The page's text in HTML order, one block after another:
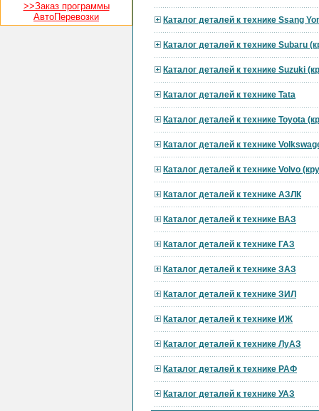
>>Заказ программы
АвтоПеревозки
Каталог деталей к технике Ssang
Каталог деталей к технике Subaru
Каталог деталей к технике Suzuki
Каталог деталей к технике Tata
Каталог деталей к технике Toyota
Каталог деталей к технике
Каталог деталей к технике Volvo
Каталог деталей к технике АЗЛК
Каталог деталей к технике ВАЗ
Каталог деталей к технике ГАЗ
Каталог деталей к технике ЗАЗ
Каталог деталей к технике ЗИЛ
Каталог деталей к технике ИЖ
Каталог деталей к технике ЛуАЗ
Каталог деталей к технике РАФ
Каталог деталей к технике УАЗ